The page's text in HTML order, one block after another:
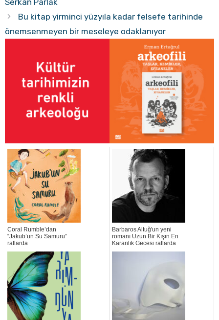
Bu kitap yirminci yüzyıla kadar felsefe tarihinde
önemsenmeyen bir meseleye odaklanıyor
Coral Rumble’dan
“Jakub’un Su Samuru”
raflarda
Barbaros Altuğ'un yeni
romanı Uzun Bir Kışın En
Karanlık Gecesi raflarda